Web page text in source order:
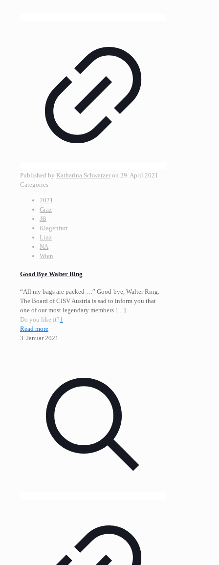
Published by Katharina Schwarzer on 29. April 2021
Categories
2021
Graz
JB
Klagenfurt
Linz
NA
Wien
Good Bye Walter Ring
“All my bags are packed …” Good-bye, Walter Ring.
The Board of CISV Austria is sad to inform you that
one of our most legendary members […]
Do you like it?1
Read more
3. Januar 2021